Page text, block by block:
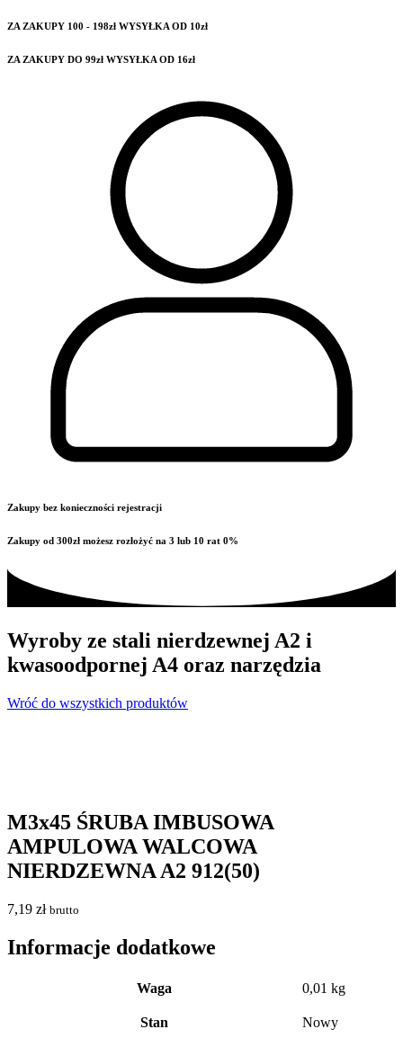
ZA ZAKUPY 100 - 198zł WYSYŁKA OD 10zł
ZA ZAKUPY DO 99zł WYSYŁKA OD 16zł
Zakupy bez konieczności rejestracji
Zakupy od 300zł możesz rozłożyć na 3 lub 10 rat 0%
Wyroby ze stali nierdzewnej A2 i
kwasoodpornej A4 oraz narzędzia
Wróć do wszystkich produktów
M3x45 ŚRUBA IMBUSOWA
AMPULOWA WALCOWA
NIERDZEWNA A2 912(50)
7,19 zł brutto
Informacje dodatkowe
Waga 0,01 kg
Stan Nowy